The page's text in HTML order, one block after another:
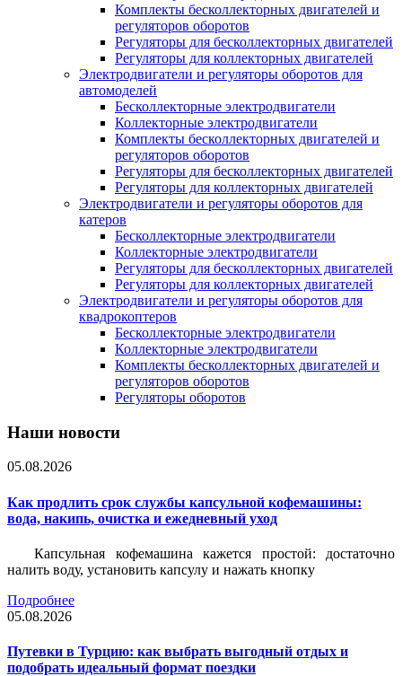
Комплекты бесколлекторных двигателей и
регуляторов оборотов
Регуляторы для бесколлекторных двигателей
Регуляторы для коллекторных двигателей
Электродвигатели и регуляторы оборотов для
автомоделей
Бесколлекторные электродвигатели
Коллекторные электродвигатели
Комплекты бесколлекторных двигателей и
регуляторов оборотов
Регуляторы для бесколлекторных двигателей
Регуляторы для коллекторных двигателей
Электродвигатели и регуляторы оборотов для
катеров
Бесколлекторные электродвигатели
Коллекторные электродвигатели
Регуляторы для бесколлекторных двигателей
Регуляторы для коллекторных двигателей
Электродвигатели и регуляторы оборотов для
квадрокоптеров
Бесколлекторные электродвигатели
Коллекторные электродвигатели
Комплекты бесколлекторных двигателей и
регуляторов оборотов
Регуляторы оборотов
Наши новости
05.08.2026
Как продлить срок службы капсульной кофемашины:
вода, накипь, очистка и ежедневный уход
Капсульная кофемашина кажется простой: достаточно
налить воду, установить капсулу и нажать кнопку
Подробнее
05.08.2026
Путевки в Турцию: как выбрать выгодный отдых и
подобрать идеальный формат поездки